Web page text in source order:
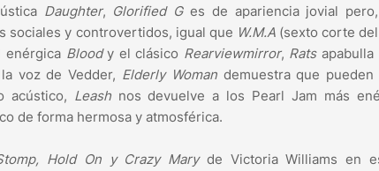
Daughter, Glorified Ges de apariencia jovial
sociales y controvertidos, igual que W.M.A(sexto corte
enérgica Bloody el clásico Rearviewmirror, Ratsapabulla
voz de Vedder, Elderly Womandemuestra que pueden
acústico, Leashnos devuelve a los Pearl Jam más
de forma hermosa y atmosférica.
Hold On y Crazy Mary de Victoria Williams en